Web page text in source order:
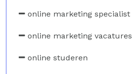
online marketing specialist
online marketing vacatures
online studeren